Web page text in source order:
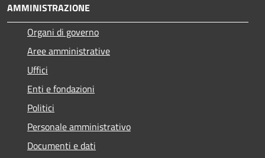
AMMINISTRAZIONE
Organi di governo
Aree amministrative
Uffici
Enti e fondazioni
Politici
Personale amministrativo
Documenti e dati